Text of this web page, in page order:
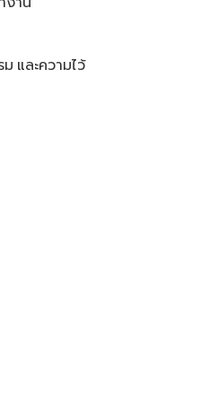
ม และความไว้